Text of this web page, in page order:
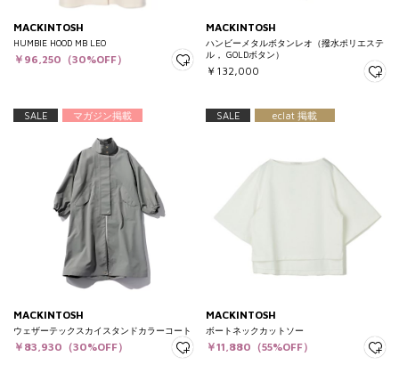
MACKINTOSH
HUMBIE HOOD MB LEO
￥96,250（30%OFF）
MACKINTOSH
ハンビーメタルボタンレオ（撥水ポリエステ
ル， GOLDボタン）
￥132,000
SALE マガジン掲載
MACKINTOSH
ウェザーテックスカイスタンドカラーコート
￥83,930（30%OFF）
SALE eclat 掲載
MACKINTOSH
ボートネックカットソー
￥11,880（55%OFF）